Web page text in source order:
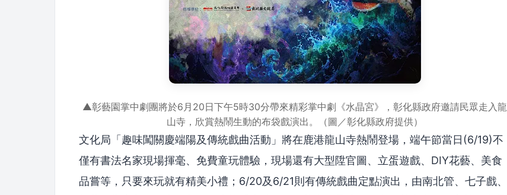
▲彰藝園掌中劇團將於6月20日下午5時30分帶來精彩掌中劇《水晶宮》，彰化縣政府邀請民眾走入龍
山寺，欣賞熱鬧生動的布袋戲演出。（圖／彰化縣政府提供）
文化局「趣味闖關慶端陽及傳統戲曲活動」將在鹿港龍山寺熱鬧登場，端午節當日(6/19)不
僅有書法名家現場揮毫、免費童玩體驗，現場還有大型陞官圖、立蛋遊戲、DIY花藝、美食
品嘗等，只要來玩就有精美小禮；6/20及6/21則有傳統戲曲定點演出，由南北管、七子戲、